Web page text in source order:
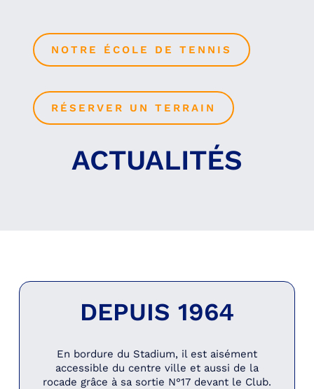
NOTRE ÉCOLE DE TENNIS
RÉSERVER UN TERRAIN
ACTUALITÉS
DEPUIS 1964
En bordure du Stadium, il est aisément
accessible du centre ville et aussi de la
rocade grâce à sa sortie N°17 devant le Club.